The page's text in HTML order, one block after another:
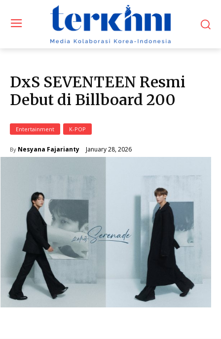
DxS SEVENTEEN Resmi
Debut di Billboard 200
Entertainment K-POP
By Nesyana Fajarianty January 28, 2026